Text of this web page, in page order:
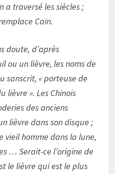
a traversé les siècles ;
Caïn.
doute, d’après
ou un lièvre, les noms de
sanscrit, « porteuse de
lièvre ». Les Chinois
des anciens
lièvre dans son disque ;
vieil homme dans la lune,
… Serait-ce l’origine de
le lièvre qui est le plus